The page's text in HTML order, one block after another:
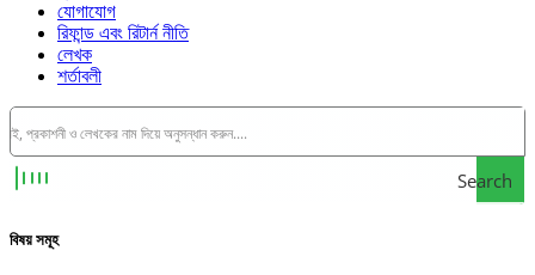
যোগাযোগ
রিফান্ড এবং রিটার্ন নীতি
লেখক
শর্তাবলী
Search
বিষয় সমূহ